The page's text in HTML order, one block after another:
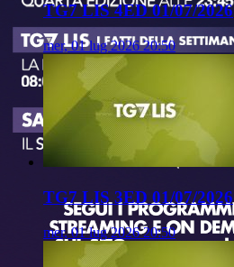
TG7 LIS 4ED 01/07/2026
mer, 01 lug 2026 20:50
TG7 LIS 3ED 01/07/2026
mer, 01 lug 2026 20:50